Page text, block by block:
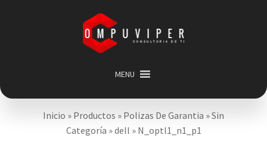
Saltar
navegación
contenido
MENU
Inicio
Categorias
Expandir
Inicio » Productos » Polizas De Garantia »Sin
Categoría »dell » N_optl1_n1_p1